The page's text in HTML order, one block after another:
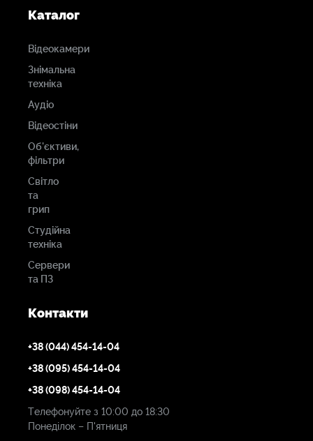
Каталог
Відеокамери
Знімальна
техніка
Аудіо
Відеостіни
Об'єктиви,
фільтри
Світло
та
грип
Студійна
техніка
Сервери
та ПЗ
Контакти
+38 (044) 454-14-04
+38 (095) 454-14-04
+38 (098) 454-14-04
Телефонуйте з 10:00 до 18:30
Понеділок – П'ятниця